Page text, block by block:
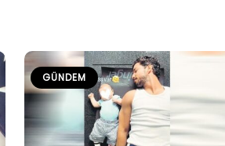
GÜNDEM